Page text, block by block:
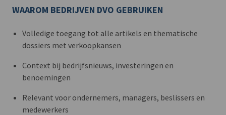
WAAROM BEDRIJVEN DVO GEBRUIKEN
Volledige toegang tot alle artikels en thematische
dossiers met verkoopkansen
Context bij bedrijfsnieuws, investeringen en
benoemingen
Relevant voor ondernemers, managers, beslissers en
medewerkers